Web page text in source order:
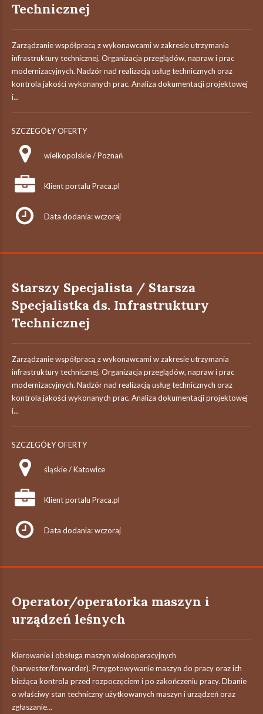
Technicznej
Zarządzanie współpracą z wykonawcami w zakresie utrzymania
infrastruktury technicznej. Organizacja przeglądów, napraw i prac
modernizacyjnych. Nadzór nad realizacją usług technicznych oraz
kontrola jakości wykonanych prac. Analiza dokumentacji projektowej
i...
SZCZEGÓŁY OFERTY
wielkopolskie / Poznań
Klient portalu Praca.pl
Data dodania: wczoraj
Starszy Specjalista / Starsza
Specjalistka ds. Infrastruktury
Technicznej
Zarządzanie współpracą z wykonawcami w zakresie utrzymania
infrastruktury technicznej. Organizacja przeglądów, napraw i prac
modernizacyjnych. Nadzór nad realizacją usług technicznych oraz
kontrola jakości wykonanych prac. Analiza dokumentacji projektowej
i...
SZCZEGÓŁY OFERTY
śląskie / Katowice
Klient portalu Praca.pl
Data dodania: wczoraj
Operator/operatorka maszyn i
urządzeń leśnych
Kierowanie i obsługa maszyn wielooperacyjnych
(harwester/forwarder). Przygotowywanie maszyn do pracy oraz ich
bieżąca kontrola przed rozpoczęciem i po zakończeniu pracy. Dbanie
o właściwy stan techniczny użytkowanych maszyn i urządzeń oraz
zgłaszanie...